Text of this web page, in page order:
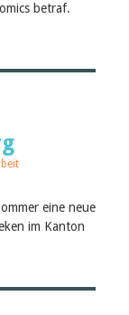
betraf.
eine neue
im Kanton